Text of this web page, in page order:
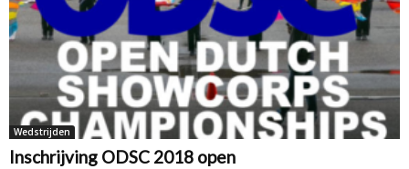
Wedstrijden
Inschrijving ODSC 2018 open